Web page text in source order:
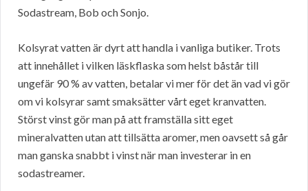
Sodastream, Bob och Sonjo.
Kolsyrat vatten är dyrt att handla i vanliga butiker. Trots
att innehållet i vilken läskflaska som helst båstår till
ungefär 90 % av vatten, betalar vi mer för det än vad vi gör
om vi kolsyrar samt smaksätter vårt eget kranvatten.
Störst vinst gör man på att framställa sitt eget
mineralvatten utan att tillsätta aromer, men oavsett så går
man ganska snabbt i vinst när man investerar in en
sodastreamer.